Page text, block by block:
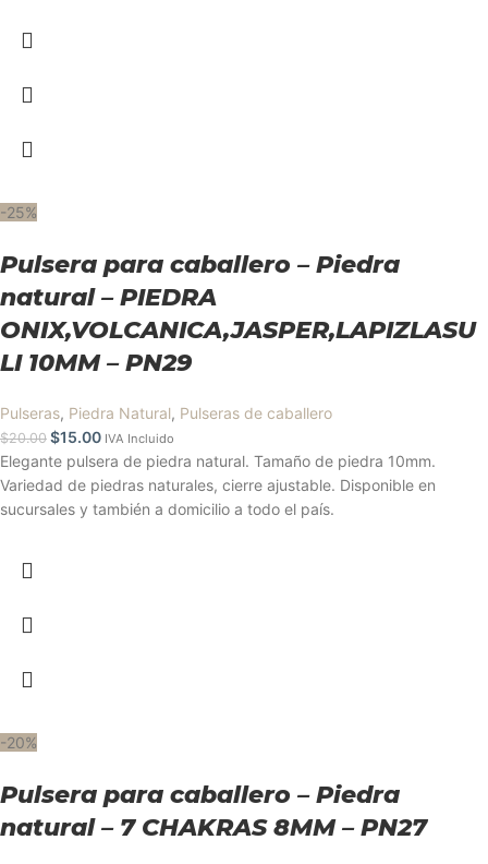
-25%
Pulsera para caballero – Piedra
natural – PIEDRA
ONIX,VOLCANICA,JASPER,LAPIZLASU
LI 10MM – PN29
Pulseras, Piedra Natural, Pulseras de caballero
$20.00 $15.00 IVA Incluido
Elegante pulsera de piedra natural. Tamaño de piedra 10mm.
Variedad de piedras naturales, cierre ajustable. Disponible en
sucursales y también a domicilio a todo el país.
-20%
Pulsera para caballero – Piedra
natural – 7 CHAKRAS 8MM – PN27